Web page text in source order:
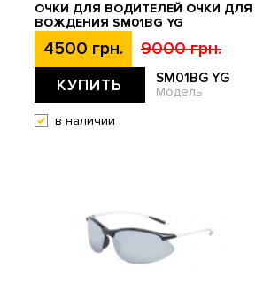
ОЧКИ ДЛЯ ВОДИТЕЛЕЙ ОЧКИ ДЛЯ
ВОЖДЕНИЯ SM01BG YG
4500 грн. 9000 грн.
КУПИТЬ SM01BG YG
Модель
в наличии